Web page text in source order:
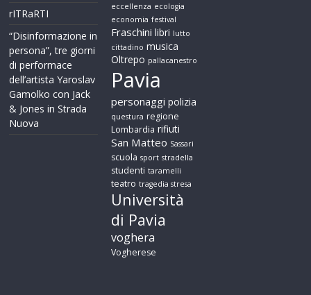
rITRaRTI
“Disinformazione in
persona”, tre giorni
di performace
dell’artista Yaroslav
Gamolko con Jack
& Jones in Strada
Nuova
eccellenza ecologia
economia festival
Fraschini libri lutto
cittadino musica
Oltrepo pallacanestro
Pavia
personaggi polizia
questura regione
Lombardia rifiuti
San Matteo Sassari
scuola sport stradella
studenti taramelli
teatro tragedia stresa
Università
di Pavia
voghera
Vogherese